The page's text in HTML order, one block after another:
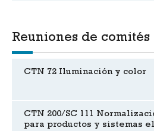
Reuniones de comités
CTN 72 Iluminación y color
CTN 200/SC 111
para productos y sistemas